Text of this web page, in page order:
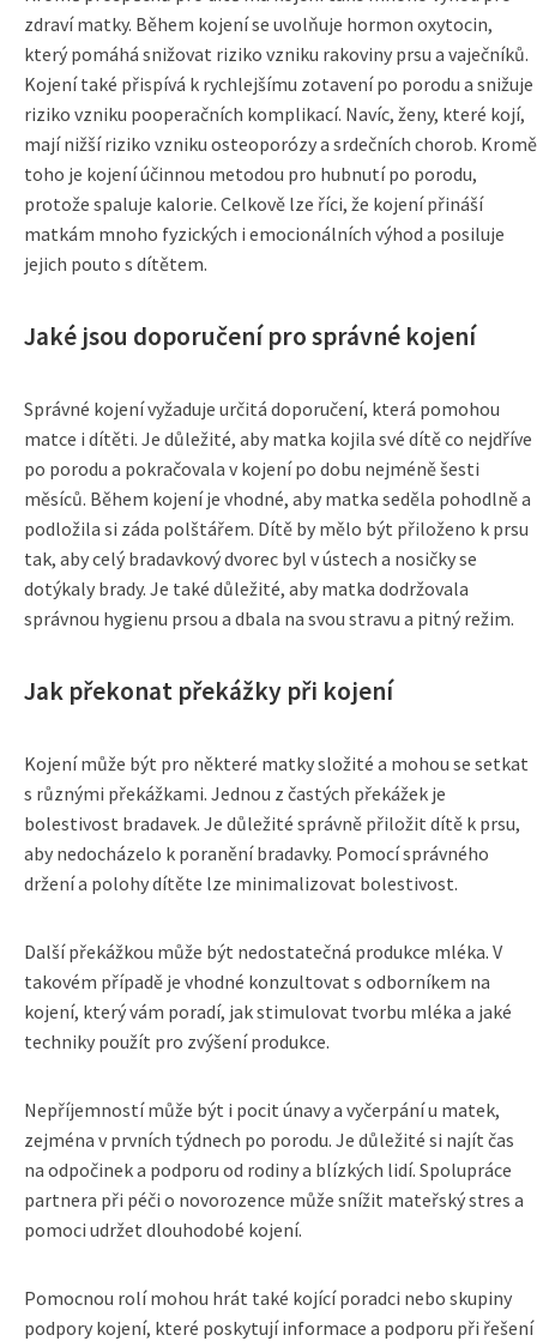
zdraví matky. Během kojení se uvolňuje hormon oxytocin,
který pomáhá snižovat riziko vzniku rakoviny prsu a vaječníků.
Kojení také přispívá k rychlejšímu zotavení po porodu a snižuje
riziko vzniku pooperačních komplikací. Navíc, ženy, které kojí,
mají nižší riziko vzniku osteoporózy a srdečních chorob. Kromě
toho je kojení účinnou metodou pro hubnutí po porodu,
protože spaluje kalorie. Celkově lze říci, že kojení přináší
matkám mnoho fyzických i emocionálních výhod a posiluje
jejich pouto s dítětem.
Jaké jsou doporučení pro správné kojení
Správné kojení vyžaduje určitá doporučení, která pomohou
matce i dítěti. Je důležité, aby matka kojila své dítě co nejdříve
po porodu a pokračovala v kojení po dobu nejméně šesti
měsíců. Během kojení je vhodné, aby matka seděla pohodlně a
podložila si záda polštářem. Dítě by mělo být přiloženo k prsu
tak, aby celý bradavkový dvorec byl v ústech a nosičky se
dotýkaly brady. Je také důležité, aby matka dodržovala
správnou hygienu prsou a dbala na svou stravu a pitný režim.
Jak překonat překážky při kojení
Kojení může být pro některé matky složité a mohou se setkat
s různými překážkami. Jednou z častých překážek je
bolestivost bradavek. Je důležité správně přiložit dítě k prsu,
aby nedocházelo k poranění bradavky. Pomocí správného
držení a polohy dítěte lze minimalizovat bolestivost.
Další překážkou může být nedostatečná produkce mléka. V
takovém případě je vhodné konzultovat s odborníkem na
kojení, který vám poradí, jak stimulovat tvorbu mléka a jaké
techniky použít pro zvýšení produkce.
Nepříjemností může být i pocit únavy a vyčerpání u matek,
zejména v prvních týdnech po porodu. Je důležité si najít čas
na odpočinek a podporu od rodiny a blízkých lidí. Spolupráce
partnera při péči o novorozence může snížit mateřský stres a
pomoci udržet dlouhodobé kojení.
Pomocnou rolí mohou hrát také kojící poradci nebo skupiny
podpory kojení, které poskytují informace a podporu při řešení